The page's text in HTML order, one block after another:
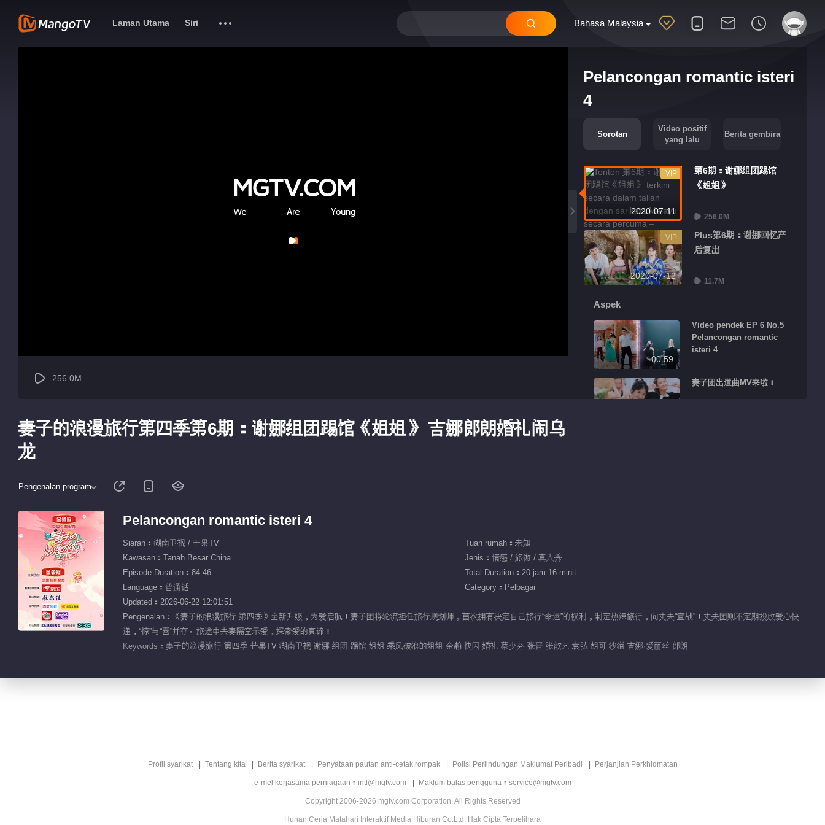
Bahasa Malaysia
Laman Utama Siri
Pelancongan romantic isteri
4
Sorotan
Video positif
yang lalu
Berita gembira
2020-07-11
VIP
第6期：谢娜组团踢馆
《姐姐》
256.0M
2020-07-12
VIP
Plus第6期：谢娜回忆产
后复出
11.7M
Aspek
00:59
Video pendek EP 6 No.5
Pelancongan romantic
isteri 4
妻子团出道曲MV来啦！
00:27
Video pendek EP 6 No.9
01:08
256.0M
妻子的浪漫旅行第四季第6期：谢娜组团踢馆《姐姐》 吉娜郎朗婚礼闹乌
龙
Pengenalan program
Pelancongan romantic isteri 4
Siaran：湖南卫视 / 芒果TV
Tuan rumah：未知
Kawasan：Tanah Besar China
Jenis：情感 / 旅游 / 真人秀
Episode Duration：84:46
Total Duration：20 jam 16 minit
Language：普通话
Category：Pelbagai
Updated：2026-06-22 12:01:51
Pengenalan：《妻子的浪漫旅行 第四季》全新升级，为爱启航！妻子团将轮流担任旅行规划师，首次拥有决定自己旅行“命运”的权利，制定热辣旅行，向丈夫“宣战”！丈夫团则不定期投放爱心快
递，“惊”与“喜”并存。旅途中夫妻隔空示爱，探索爱的真谛！
Keywords： 妻子的浪漫旅行 第四季 芒果TV 湖南卫视 谢娜 组团 踢馆 姐姐 乘风破浪的姐姐 金瀚 快闪 婚礼 蔡少芬 张晋 张歆艺 袁弘 胡可 沙溢 吉娜·爱丽丝 郎朗
Profil syarikat Tentang kita Berita syarikat Penyataan pautan anti-cetak rompak Polisi Perlindungan Maklumat Peribadi Perjanjian Perkhidmatan
e-mel kerjasama perniagaan：intl@mgtv.com Maklum balas pengguna：service@mgtv.com
Copyright 2006-2026 mgtv.com Corporation, All Rights Reserved
Hunan Ceria Matahari Interaktif Media Hiburan Co.Ltd. Hak Cipta Terpelihara